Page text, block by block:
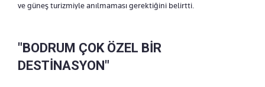
ve güneş turizmiyle anılmaması gerektiğini belirtti.
"BODRUM ÇOK ÖZEL BİR
DESTİNASYON"